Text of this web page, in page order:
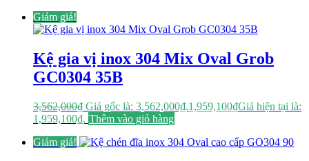
Giảm giá!
Kệ gia vị inox 304 Mix Oval Grob
GC0304 35B
3,562,000₫ Giá gốc là: 3,562,000₫.1,959,100₫Giá hiện tại là:
1,959,100₫. Thêm vào giỏ hàng
Giảm giá!